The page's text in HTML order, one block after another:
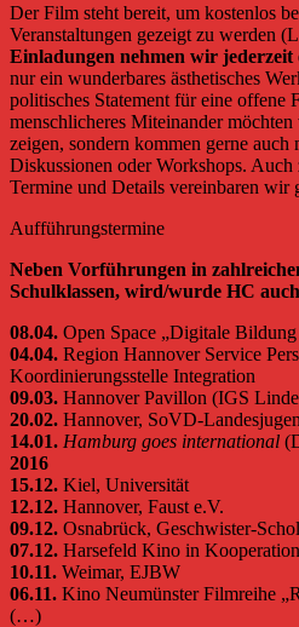
Der Film steht bereit, um kostenlos
Veranstaltungen gezeigt zu werden
Einladungen nehmen wir jederzeit
nur ein wunderbares ästhetisches
politisches Statement für eine offene
menschlicheres Miteinander
zeigen, sondern kommen gerne auch
Diskussionen oder Workshops. Auch
Termine und Details vereinbaren wir
Aufführungstermine
Neben Vorführungen in
Schulklassen, wird/wurde HC
08.04. Open Space „Digitale
04.04. Region Hannover Service
Koordinierungsstelle Integration
09.03. Hannover Pavillon (IGS
20.02. Hannover, SoVD-
14.01. Hamburg goes international
2016
15.12. Kiel, Universität
12.12. Hannover, Faust e.V.
09.12. Osnabrück, Geschwister-
07.12. Harsefeld Kino in
10.11. Weimar, EJBW
06.11. Kino Neumünster Filmreihe
(…)